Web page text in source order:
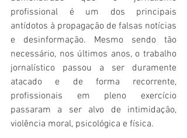
profissional é um dos principais
antídotos à propagação de falsas notícias
e desinformação. Mesmo sendo tão
necessário, nos últimos anos, o trabalho
jornalístico passou a ser duramente
atacado e de forma recorrente,
profissionais em pleno exercício
passaram a ser alvo de intimidação,
violência moral, psicológica e física.